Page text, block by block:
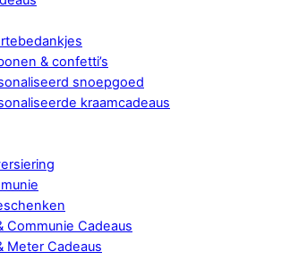
& confetti’s
snoepgoed
kraamcadeaus
Communie Cadeaus
Meter Cadeaus